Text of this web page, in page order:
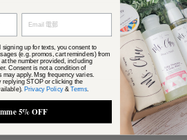
signing up for texts, you consent to
(e.g. promos, cart reminders) from
the number provided, including
Consent is not a condition of
may apply. Msg frequency varies.
replying STOP or clicking the
Privacy Policy& Terms.
5% OFF